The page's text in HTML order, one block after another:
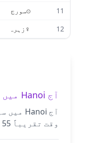
11
☉سورج
12
♀ زہرہ
آج Hanoi میں سیاروی اوقات کیا ہیں؟
وقت تقریباً 55 منٹ ہے۔